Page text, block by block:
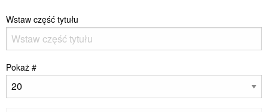
Wstaw część tytułu
Pokaż #